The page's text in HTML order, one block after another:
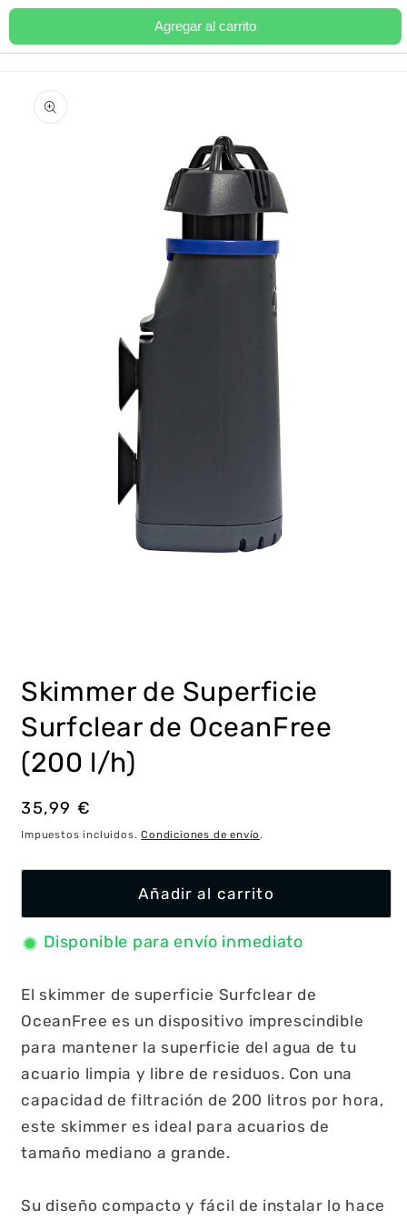
Ir
al contenido
Ir
a la
información
1
en
una
ventana
Skimmer de Superficie
Surfclear de OceanFree
(200 l/h)
Precio
habitual
35,99 €
Impuestos incluidos.Condiciones de envío.
Añadir al carrito
Disponible para envío inmediato
El skimmer de superficie Surfclear de
OceanFree es un dispositivo imprescindible
para mantener la superficie del agua de tu
acuario limpia y libre de residuos. Con una
capacidad de filtración de 200 litros por hora,
este skimmer es ideal para acuarios de
tamaño mediano a grande.
Su diseño compacto y fácil de instalar lo hace
Agregar al carrito